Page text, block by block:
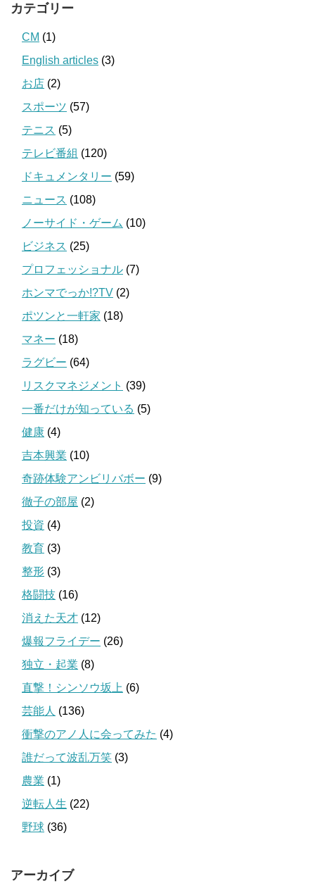
カテゴリー
CM (1)
English articles (3)
お店 (2)
スポーツ (57)
テニス (5)
テレビ番組 (120)
ドキュメンタリー (59)
ニュース (108)
ノーサイド・ゲーム (10)
ビジネス (25)
プロフェッショナル (7)
ホンマでっか!?TV (2)
ポツンと一軒家 (18)
マネー (18)
ラグビー (64)
リスクマネジメント (39)
一番だけが知っている (5)
健康 (4)
吉本興業 (10)
奇跡体験アンビリバボー (9)
徹子の部屋 (2)
投資 (4)
教育 (3)
整形 (3)
格闘技 (16)
消えた天才 (12)
爆報フライデー (26)
独立・起業 (8)
直撃！シンソウ坂上 (6)
芸能人 (136)
衝撃のアノ人に会ってみた (4)
誰だって波乱万笑 (3)
農業 (1)
逆転人生 (22)
野球 (36)
アーカイブ